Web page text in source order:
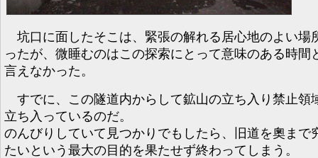
坑口に面したそこは、緊張の解れる居心地のよい場
ったが、微睡むのはこの探索にとって意味のある時間
言えなかった。
すでに、この隧道内からして鉱山の立ち入り禁止領
立ち入っているのだ。
のんびりしていて見つかりでもしたら、旧道を奧まで
たいという最大の目的を果たせず終わってしまう。